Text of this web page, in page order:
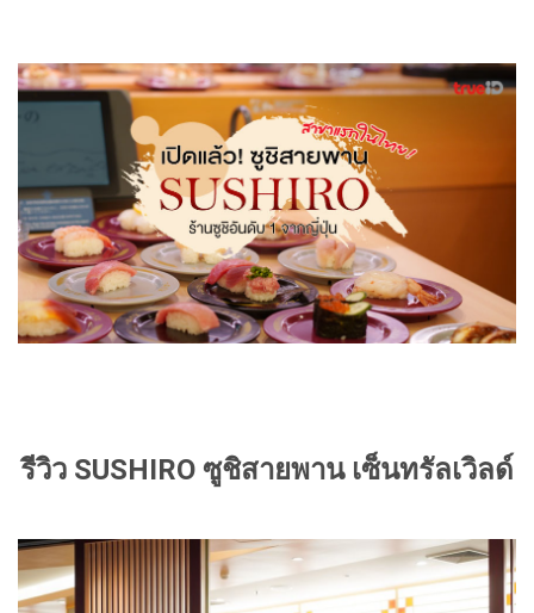
รีวิว SUSHIRO ซูชิสายพาน เซ็นทรัลเวิลด์